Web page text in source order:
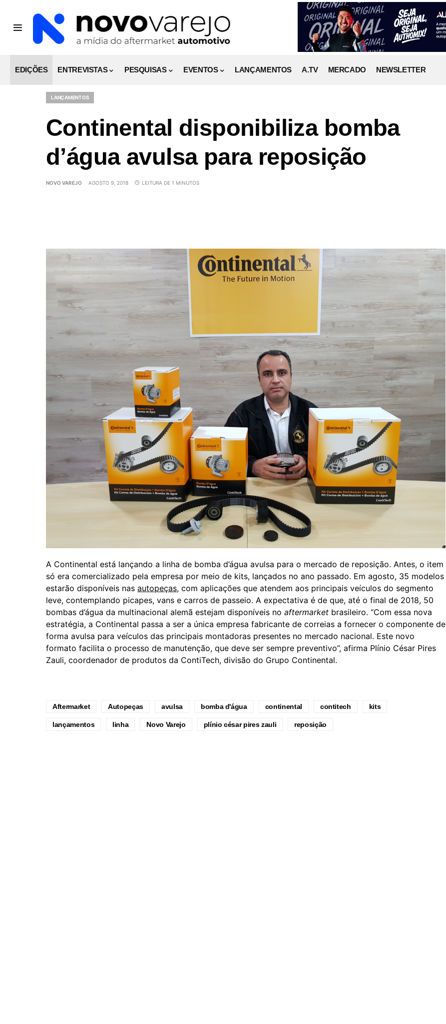
EDIÇÕES ENTREVISTAS PESQUISAS EVENTOS LANÇAMENTOS A.TV MERCADO NEWSLETTER
LANÇAMENTOS
Continental disponibiliza bomba
d’água avulsa para reposição
NOVO VAREJO AGOSTO 9, 2018 LEITURA DE 1 MINUTOS
A Continental está lançando a linha de bomba d’água avulsa para o mercado de reposição. Antes, o item
só era comercializado pela empresa por meio de kits, lançados no ano passado. Em agosto, 35 modelos
estarão disponíveis nas autopeças, com aplicações que atendem aos principais veículos do segmento
leve, contemplando picapes, vans e carros de passeio. A expectativa é de que, até o final de 2018, 50
bombas d’água da multinacional alemã estejam disponíveis no aftermarket brasileiro. “Com essa nova
estratégia, a Continental passa a ser a única empresa fabricante de correias a fornecer o componente de
forma avulsa para veículos das principais montadoras presentes no mercado nacional. Este novo
formato facilita o processo de manutenção, que deve ser sempre preventivo”, afirma Plínio César Pires
Zauli, coordenador de produtos da ContiTech, divisão do Grupo Continental.
Aftermarket Autopeças avulsa bomba d'água continental contitech kits
lançamentos linha Novo Varejo plínio césar pires zauli reposição